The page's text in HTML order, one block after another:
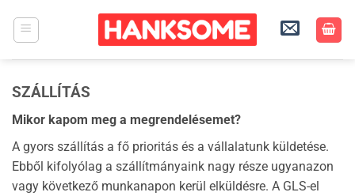
SZÁLLÍTÁS
Mikor kapom meg a megrendelésemet?
A gyors szállítás a fő prioritás és a vállalatunk küldetése.
Ebből kifolyólag a szállítmányaink nagy része ugyanazon
vagy következő munkanapon kerül elküldésre. A GLS-el